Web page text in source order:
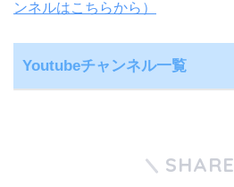
ンネルはこちらから）
Youtubeチャンネル一覧
SHARE